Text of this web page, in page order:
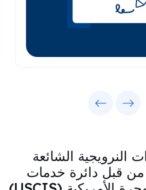
النرويجية الشائعة
من قبل دائرة خدمات